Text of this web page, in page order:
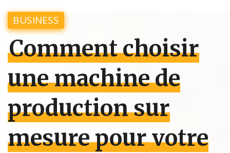
BUSINESS
Comment choisir
une machine de
production sur
mesure pour votre